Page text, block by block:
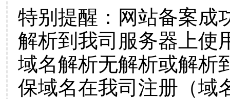
特别提醒：网站备案成
解析到我司服务器上使
域名解析无解析或解析
保域名在我司注册（域